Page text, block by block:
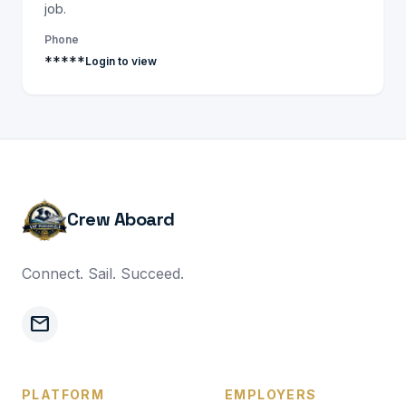
job.
Phone
*****Login to view
Crew Aboard
Connect. Sail. Succeed.
mail
PLATFORM EMPLOYERS